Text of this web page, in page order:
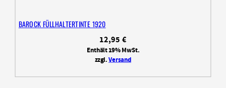
BAROCK FÜLLHALTERTINTE 1920
12,95 €
Enthält 19% MwSt.
zzgl.Versand